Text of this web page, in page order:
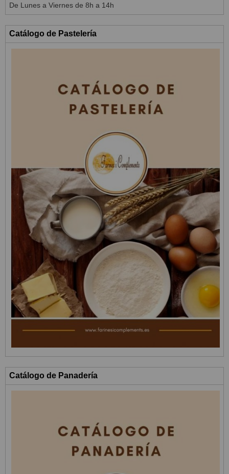
De Lunes a Viernes de 8h a 14h
Catálogo de Pastelería
Catálogo de Panadería